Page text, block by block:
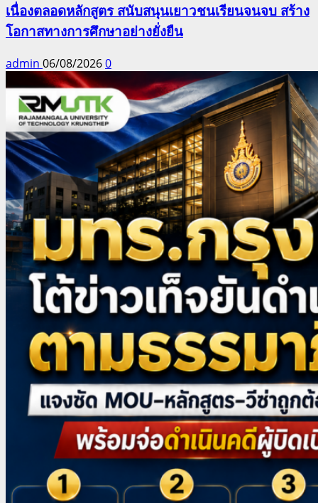
เนื่องตลอดหลักสูตร สนับสนุนเยาวชนเรียนจนจบ สร้าง
โอกาสทางการศึกษาอย่างยั่งยืน
admin 06/08/20260